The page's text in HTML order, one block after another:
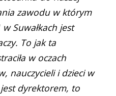
zawodu w którym
Suwałkach jest
To jak ta
w oczach
nauczycieli i dzieci w
jest dyrektorem, to